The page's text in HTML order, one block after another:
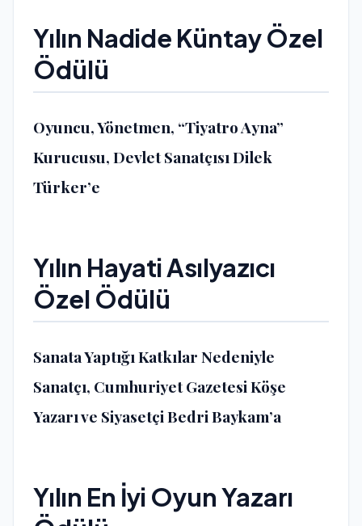
Yılın Nadide Küntay Özel
Ödülü
Oyuncu, Yönetmen, “Tiyatro Ayna”
Kurucusu, Devlet Sanatçısı Dilek
Türker’e
Yılın Hayati Asılyazıcı
Özel Ödülü
Sanata Yaptığı Katkılar Nedeniyle
Sanatçı, Cumhuriyet Gazetesi Köşe
Yazarı ve Siyasetçi Bedri Baykam’a
Yılın En İyi Oyun Yazarı